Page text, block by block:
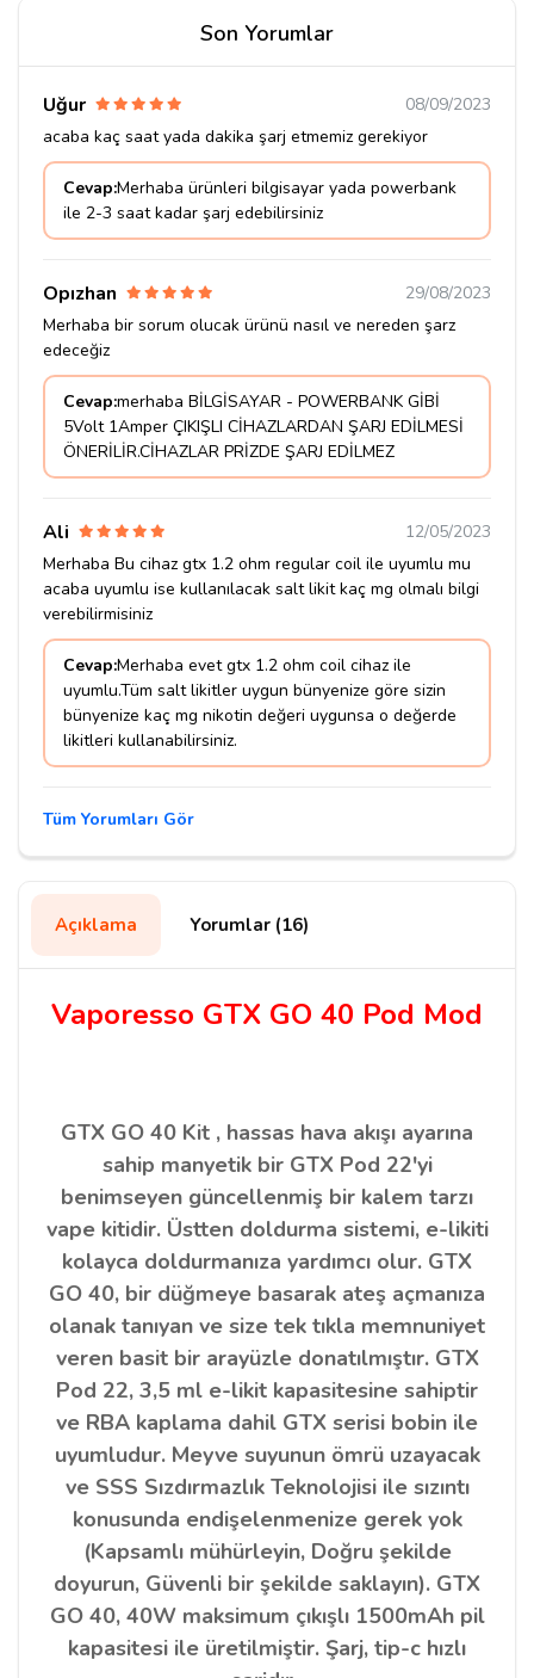
Son Yorumlar
Uğur
08/09/2023
acaba kaç saat yada dakika şarj etmemiz gerekiyor
Cevap:Merhaba ürünleri bilgisayar yada powerbank
ile 2-3 saat kadar şarj edebilirsiniz
Opızhan
29/08/2023
Merhaba bir sorum olucak ürünü nasıl ve nereden şarz
edeceğiz
Cevap:merhaba BİLGİSAYAR - POWERBANK GİBİ
5Volt 1Amper ÇIKIŞLI CİHAZLARDAN ŞARJ EDİLMESİ
ÖNERİLİR.CİHAZLAR PRİZDE ŞARJ EDİLMEZ
Ali
12/05/2023
Merhaba Bu cihaz gtx 1.2 ohm regular coil ile uyumlu mu
acaba uyumlu ise kullanılacak salt likit kaç mg olmalı bilgi
verebilirmisiniz
Cevap:Merhaba evet gtx 1.2 ohm coil cihaz ile
uyumlu.Tüm salt likitler uygun bünyenize göre sizin
bünyenize kaç mg nikotin değeri uygunsa o değerde
likitleri kullanabilirsiniz.
Tüm Yorumları Gör
Açıklama Yorumlar (16)
Vaporesso GTX GO 40 Pod Mod
GTX GO 40 Kit , hassas hava akışı ayarına
sahip manyetik bir GTX Pod 22'yi
benimseyen güncellenmiş bir kalem tarzı
vape kitidir. Üstten doldurma sistemi, e-likiti
kolayca doldurmanıza yardımcı olur. GTX
GO 40, bir düğmeye basarak ateş açmanıza
olanak tanıyan ve size tek tıkla memnuniyet
veren basit bir arayüzle donatılmıştır. GTX
Pod 22, 3,5 ml e-likit kapasitesine sahiptir
ve RBA kaplama dahil GTX serisi bobin ile
uyumludur. Meyve suyunun ömrü uzayacak
ve SSS Sızdırmazlık Teknolojisi ile sızıntı
konusunda endişelenmenize gerek yok
(Kapsamlı mühürleyin, Doğru şekilde
doyurun, Güvenli bir şekilde saklayın). GTX
GO 40, 40W maksimum çıkışlı 1500mAh pil
kapasitesi ile üretilmiştir. Şarj, tip-c hızlı